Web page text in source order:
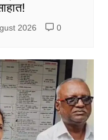
2026 0